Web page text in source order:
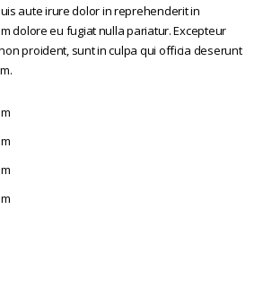
aute irure dolor in reprehenderit in
dolore eu fugiat nulla pariatur. Excepteur
proident, sunt in culpa qui officia deserunt